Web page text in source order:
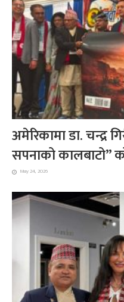
अमेरिकामा डा. चन्द्र
सपनाको कालबाटो”
May 24, 2026